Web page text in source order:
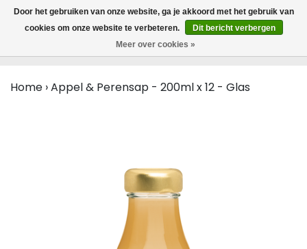
MENU
0
Home ›Appel & Perensap - 200ml x 12 - Glas
Door het gebruiken van onze website, ga je akkoord met het gebruik van
cookies om onze website te verbeteren.
Dit bericht verbergen
Meer over cookies »